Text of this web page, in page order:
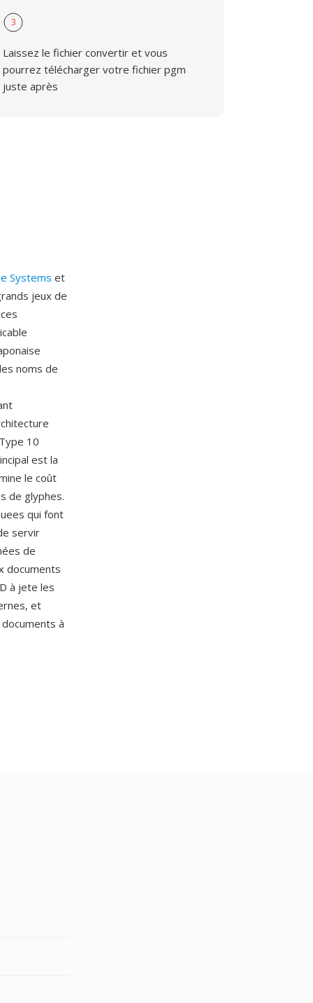
3
Laissez le fichier convertir et vous
pourrez télécharger votre fichier pgm
juste après
Systems et
jeux de
noms de
10
est la
le coût
de glyphes.
qui font
servir
de
documents
à jete les
et
à